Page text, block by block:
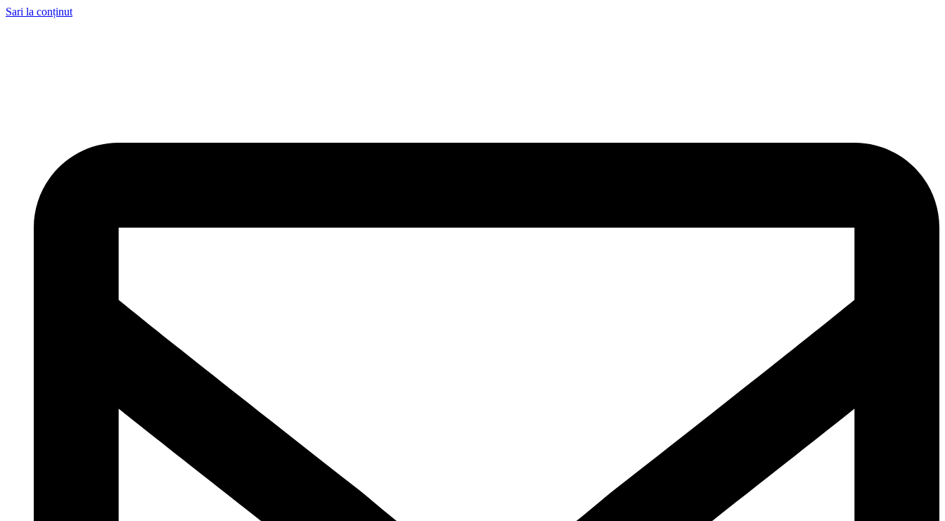
Sari la conținut